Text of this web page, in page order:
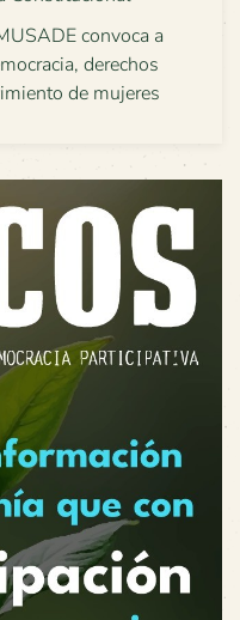
convoca a
derechos
de mujeres